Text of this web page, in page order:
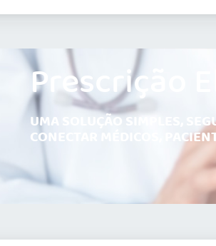
Prescrição
UMA SOLUÇÃO SIMPLES,
CONECTAR MÉDICOS,